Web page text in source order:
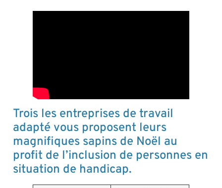
Trois les entreprises de travail
adapté vous proposent leurs
magnifiques sapins de Noël au
profit de l’inclusion de personnes en
situation de handicap.